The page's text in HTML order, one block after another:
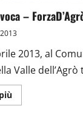
–
2013, al
Valle dell’Agrò
Maggiori
informazioni